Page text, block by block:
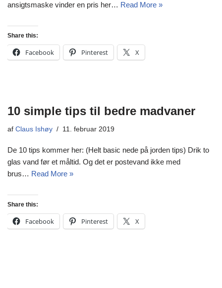
ansigtsmaske vinder en pris her… Read More »
Share this:
Facebook Pinterest X
10 simple tips til bedre madvaner
af Claus Ishøy 11. februar 2019
De 10 tips kommer her: (Helt basic nede på jorden tips) Drik to
glas vand før et måltid. Og det er postevand ikke med
brus… Read More »
Share this:
Facebook Pinterest X